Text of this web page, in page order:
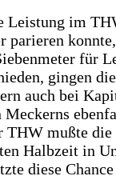
Leistung im
parieren
für
gingen
auch bei
Meckerns
THW mußte die
Halbzeit in
diese